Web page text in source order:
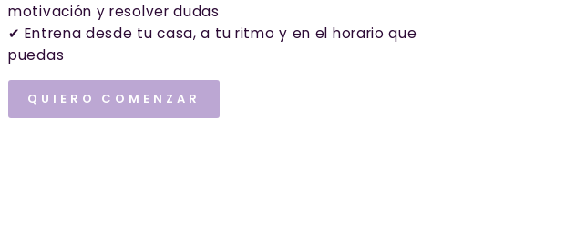
motivación y resolver dudas
✔ Entrena desde tu casa, a tu ritmo y en el horario que
puedas
QUIERO COMENZAR